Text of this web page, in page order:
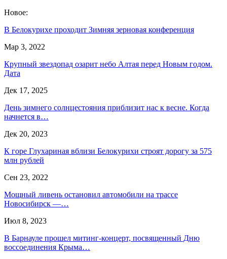
Новое:
В Белокурихе проходит Зимняя зерновая конференция
Мар 3, 2022
Крупный звездопад озарит небо Алтая перед Новым годом.
Дата
Дек 17, 2025
День зимнего солнцестояния приблизит нас к весне. Когда
начнется в…
Дек 20, 2023
К горе Глухариная вблизи Белокурихи строят дорогу за 575
млн рублей
Сен 23, 2022
Мощный ливень остановил автомобили на трассе
Новосибирск —…
Июл 8, 2023
В Барнауле прошел митинг-концерт, посвященный Дню
воссоединения Крыма…